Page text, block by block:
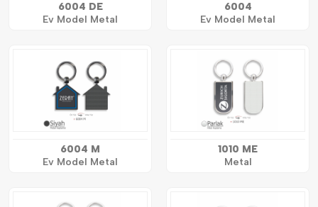
6004 DE
Ev Model Metal
6004
Ev Model Metal
6004 M
Ev Model Metal
1010 ME
Metal